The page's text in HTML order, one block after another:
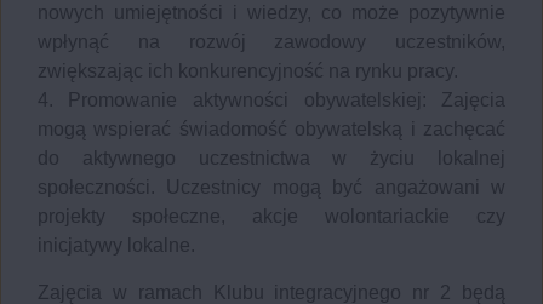
nowych umiejętności i wiedzy, co może pozytywnie
wpłynąć na rozwój zawodowy uczestników,
zwiększając ich konkurencyjność na rynku pracy.
4. Promowanie aktywności obywatelskiej: Zajęcia
mogą wspierać świadomość obywatelską i zachęcać
do aktywnego uczestnictwa w życiu lokalnej
społeczności. Uczestnicy mogą być angażowani w
projekty społeczne, akcje wolontariackie czy
inicjatywy lokalne.
Zajęcia w ramach Klubu integracyjnego nr 2 będą